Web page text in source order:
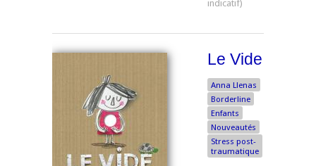
Le Vide
Anna Llenas
Borderline
Enfants
Nouveautés
Stress post-
traumatique